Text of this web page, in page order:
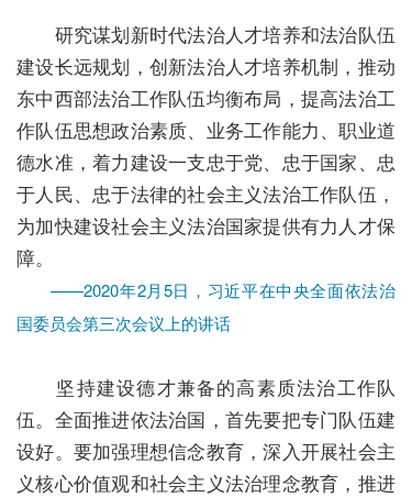
研究谋划新时代法治人才培养和法治队伍
建设长远规划，创新法治人才培养机制，推动
东中西部法治工作队伍均衡布局，提高法治工
作队伍思想政治素质、业务工作能力、职业道
德水准，着力建设一支忠于党、忠于国家、忠
于人民、忠于法律的社会主义法治工作队伍，
为加快建设社会主义法治国家提供有力人才保
障。
——2020年2月5日，习近平在中央全面依法治
国委员会第三次会议上的讲话
坚持建设德才兼备的高素质法治工作队
伍。全面推进依法治国，首先要把专门队伍建
设好。要加强理想信念教育，深入开展社会主
义核心价值观和社会主义法治理念教育，推进